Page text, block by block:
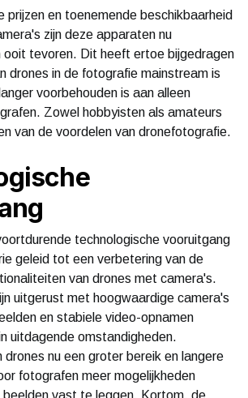
prijzen en toenemende beschikbaarheid
zijn deze apparaten nu
ooit tevoren. Dit heeft ertoe bijgedragen
drones in de fotografie mainstream is
voorbehouden is aan alleen
Zowel hobbyisten als amateurs
van de voordelen van dronefotografie.
technologische vooruitgang
geleid tot een verbetering van de
van drones met camera's.
uitgerust met hoogwaardige camera's
en stabiele video-opnamen
uitdagende omstandigheden.
drones nu een groter bereik en langere
fotografen meer mogelijkheden
beelden vast te leggen. Kortom, de